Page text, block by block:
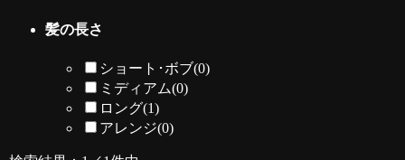
髪の長さ
ショート･ボブ(0)
ミディアム(0)
ロング(1)
アレンジ(0)